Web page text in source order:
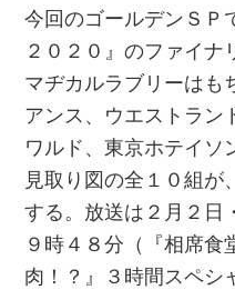
今回のゴールデンＳＰ
２０２０』のファイナ
マヂカルラブリーはも
アンス、ウエストラン
ワルド、東京ホテイソ
見取り図の全１０組が
する。放送は２月２日
９時４８分（『相席
肉！？』３時間スペシ